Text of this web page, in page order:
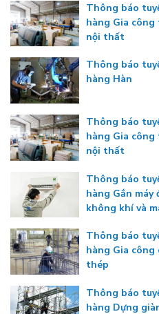
Thông báo
hàng Gia
nội thất
Thông báo
hàng Hàn
Thông báo
hàng Gia
nội thất
Thông báo
hàng Gắn máy
không khí và
Thông báo
hàng Gia công
thép
Thông báo
hàng Dựng